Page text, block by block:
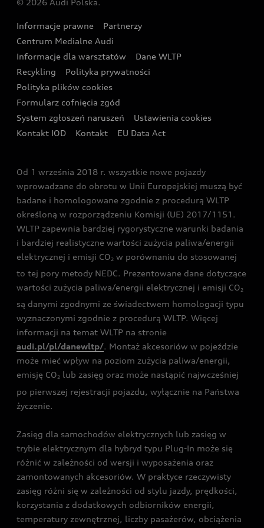
Wyszukaj najbliższego Partnera Audi
Oferta dla przedsiębiorców
Oferta dla klientów prywatnych
Kalkulator rat
Ubezpieczenie
Audi exclusive
Zasięg
Gwarancja
Akcje serwisowe Audi
Katalog online akcesoriów
Audi i Muzeum Sztuki Nowoczesnej w Warszawie
Audi driving experience
Audi quattro Cup
Audi i Puchar Świata w Skokach Narciarskich w
Zakopanem
© 2026 Audi Polska.
Informacje prawne
Partnerzy
Centrum Medialne Audi
Informacje dla warsztatów
Dane WLTP
Recykling
Polityka prywatności
Polityka plików cookies
Formularz cofnięcia zgód
System zgłoszeń naruszeń
Ustawienia cookies
Kontakt IOD
Kontakt EU Data Act
Od 1 września 2018 r. wszystkie nowe pojazdy
wprowadzane do obrotu w Unii Europejskiej muszą być
badane i homologowane zgodnie z procedurą WLTP
określoną w rozporządzeniu Komisji (UE) 2017/1151.
WLTP zapewnia bardziej rygorystyczne warunki badania
i bardziej realistyczne wartości zużycia paliwa/energii
elektrycznej i emisji CO2 w porównaniu do stosowanej
to tej pory metody NEDC. Prezentowane dane dotyczące
wartości zużycia paliwa/energii elektrycznej i emisji CO2
są danymi zgodnymi ze świadectwem homologacji typu
wyznaczonymi zgodnie z procedurą WLTP. Więcej
informacji na temat WLTP na stronie
audi.pl/pl/danewltp/. Montaż akcesoriów w pojeździe
może mieć wpływ na poziom zużycia paliwa/energii,
emisję CO2 lub zasięg oraz może nastąpić najwcześniej
po pierwszej rejestracji pojazdu, wyłącznie na Państwa
życzenie.
Zasięg dla samochodów elektrycznych lub zasięg w
trybie elektrycznym dla hybryd typu Plug-In może się
różnić w zależności od wersji i wyposażenia oraz
zamontowanych akcesoriów. W praktyce rzeczywisty
zasięg różni się w zależności od stylu jazdy, prędkości,
korzystania z dodatkowych odbiorników energii,
temperatury zewnętrznej, liczby pasażerów, obciążenia